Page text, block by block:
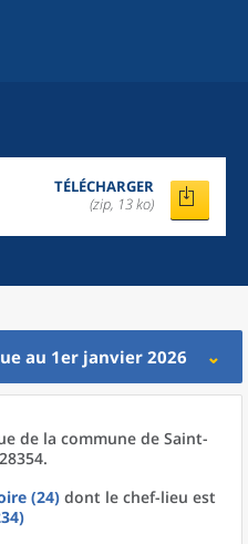
TÉLÉCHARGER
(zip, 13 ko)
au 1er janvier 2026
de la commune de Saint-
(24) dont le chef-lieu est